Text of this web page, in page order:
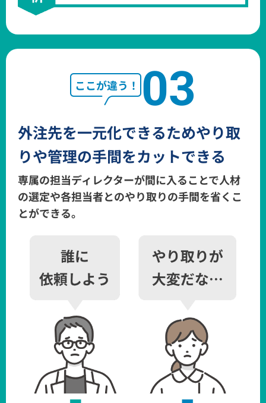
03
外注先を一元化できるためやり取
りや管理の手間をカットできる
専属の担当ディレクターが間に入ることで人材
の選定や各担当者とのやり取りの手間を省くこ
とができる。